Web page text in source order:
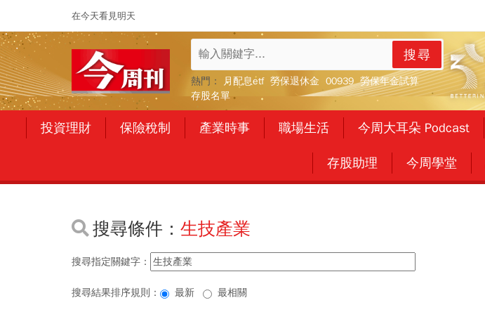
在今天看見明天
搜尋
熱門： 月配息etf 勞保退休金 00939 勞保年金試算
存股名單
投資理財 保險稅制 產業時事 職場生活 今周大耳朵 Podcast
存股助理 今周學堂
搜尋條件： 生技產業
搜尋指定關鍵字：
搜尋結果排序規則： 最新 最相關